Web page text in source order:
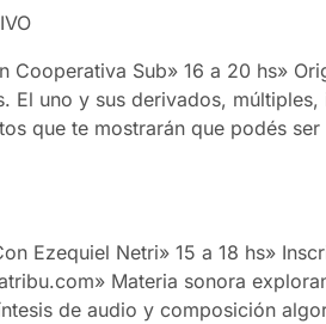
Cooperativa Sub» 16 a 20 hs»
El uno y sus derivados,
que te mostrarán que podés
Ezequiel Netri» 15 a 18 hs»
Materia sonora
de audio y composición